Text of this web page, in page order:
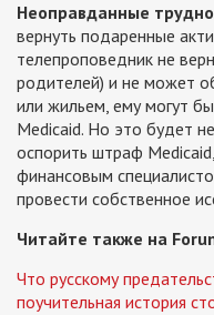
Неоправданные
вернуть подаренные
телепроповедник не
родителей) и не может
или жильем, ему могут
Medicaid. Но это будет
оспорить штраф
финансовым
провести собственное
Читайте также на
Что русскому
поучительная история